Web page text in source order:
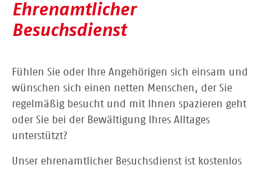
Ehrenamtlicher
Besuchsdienst
Fühlen Sie oder Ihre Angehörigen sich einsam und
wünschen sich einen netten Menschen, der Sie
regelmäßig besucht und mit Ihnen spazieren geht
oder Sie bei der Bewältigung Ihres Alltages
unterstützt?
Unser ehrenamtlicher Besuchsdienst ist kostenlos